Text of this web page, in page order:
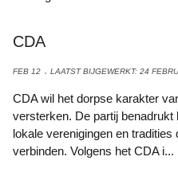
CDA
FEB 12 LAATST BIJGEWERKT: 24
CDA wil het dorpse karakter
versterken. De partij benadrukt
lokale verenigingen en
verbinden. Volgens het CDA i...